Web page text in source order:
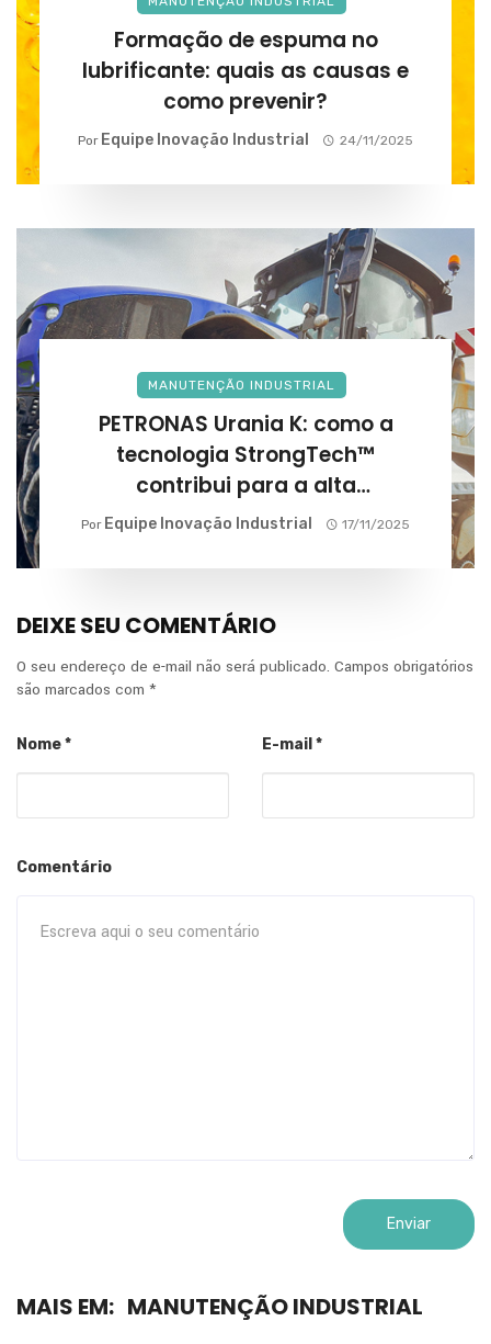
Formação de espuma no
lubrificante: quais as causas e
como prevenir?
Por Equipe Inovação Industrial 24/11/2025
MANUTENÇÃO INDUSTRIAL
PETRONAS Urania K: como a
tecnologia StrongTech™
contribui para a alta
performance na agricultura?
Por Equipe Inovação Industrial 17/11/2025
DEIXE SEU COMENTÁRIO
O seu endereço de e-mail não será publicado. Campos obrigatórios
são marcados com *
Nome* E-mail *
Comentário
MAIS EM: MANUTENÇÃO INDUSTRIAL